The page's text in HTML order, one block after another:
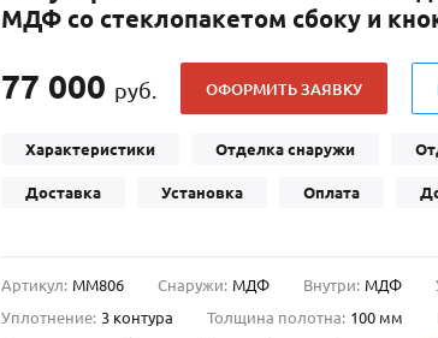
С отбойником(91)
С импостами (73)
С витражами (11)
В современном стиле
МДФ со стеклопакетом сбоку и
77 000 руб. ОФОРМИТЬ ЗАЯВКУ
Характеристики Отделка снаружи
Доставка Установка Оплата
Артикул: ММ806 Снаружи: МДФ Внутри: МДФ
Уплотнение: 3 контура Толщина полотна: 100 мм